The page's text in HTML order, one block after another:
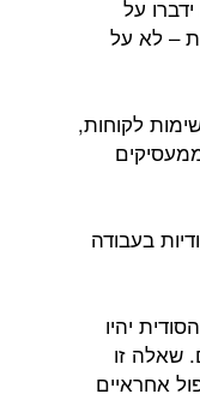
על
– לא על
לקוחות,
בעבודה
יהיו
שאלה זו
אחראיים